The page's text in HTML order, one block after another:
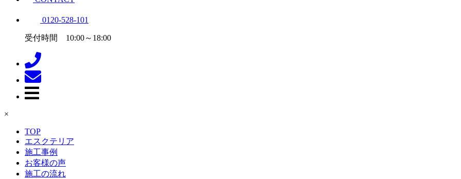
0120-528-101
受付時間 10:00～18:00
×
TOP
エスクテリア
施工事例
お客様の声
施工の流れ